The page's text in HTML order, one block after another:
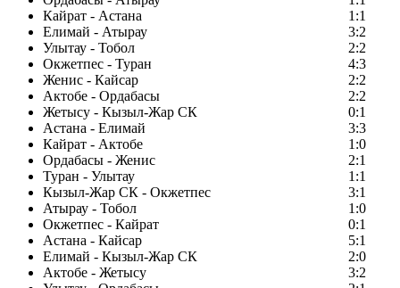
Кайрат - Астана
1:1
Елимай - Атырау
3:2
Улытау - Тобол
2:2
Окжетпес - Туран
4:3
Женис - Кайсар
2:2
Актобе - Ордабасы
2:2
Жетысу - Кызыл-Жар СК
0:1
Астана - Елимай
3:3
Кайрат - Актобе
1:0
Ордабасы - Женис
2:1
Туран - Улытау
1:1
Кызыл-Жар СК - Окжетпес
3:1
Атырау - Тобол
1:0
Окжетпес - Кайрат
0:1
Астана - Кайсар
5:1
Елимай - Кызыл-Жар СК
2:0
Актобе - Жетысу
3:2